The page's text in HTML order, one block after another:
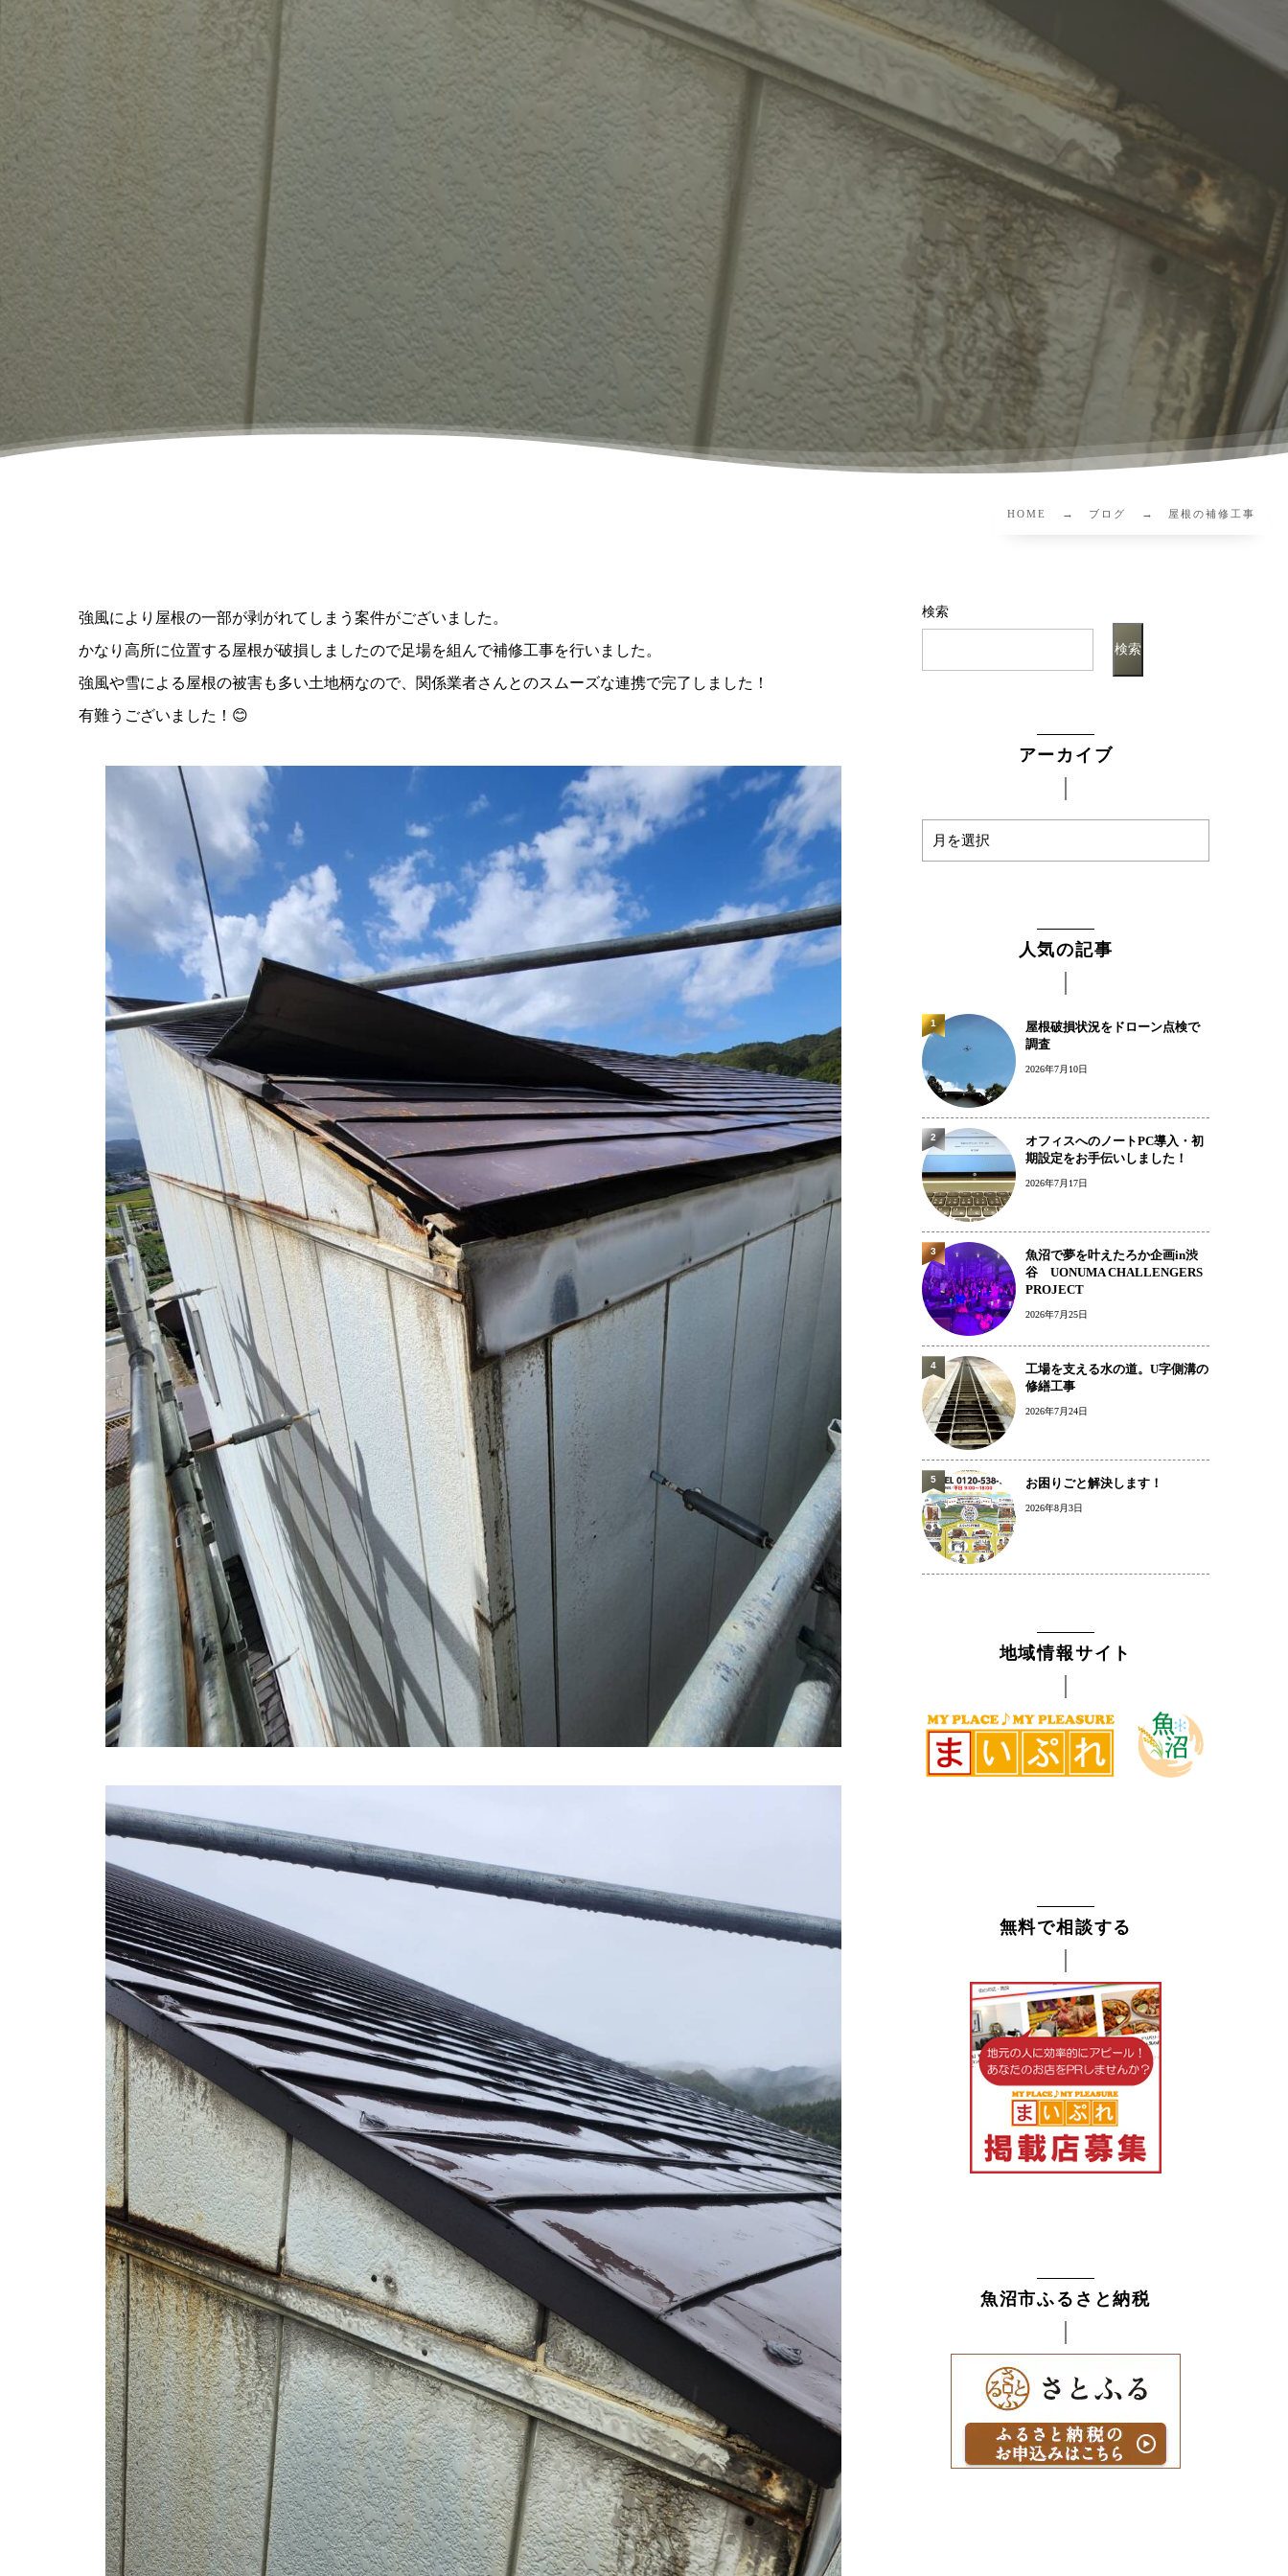
HOME ブログ 屋根の補修工事
強風により屋根の一部が剥がれてしまう案件がございました。
かなり高所に位置する屋根が破損しましたので足場を組んで補修工事を行いました。
強風や雪による屋根の被害も多い土地柄なので、関係業者さんとのスムーズな連携で完了しました！
有難うございました！😊
検索
検索
アーカイブ
人気の記事
屋根破損状況をドローン点検で
調査
2026年7月10日
1
オフィスへのノートPC導入・初
期設定をお手伝いしました！
2026年7月17日
2
魚沼で夢を叶えたろか企画in渋
谷 UONUMA CHALLENGERS
PROJECT
2026年7月25日
3
工場を支える水の道。U字側溝の
修繕工事
2026年7月24日
4
お困りごと解決します！
2026年8月3日
5
地域情報サイト
無料で相談する
魚沼市ふるさと納税